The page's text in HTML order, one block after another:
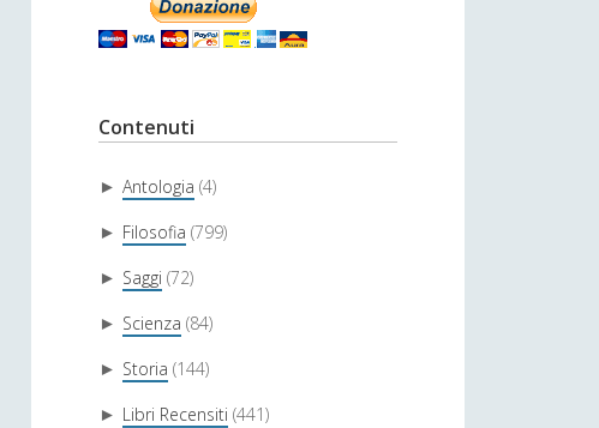
Contenuti
► Antologia (4)
► Filosofia (799)
► Saggi (72)
► Scienza (84)
► Storia (144)
► Libri Recensiti (441)